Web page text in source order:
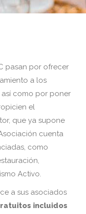
pasan por ofrecer
a los
como por poner
el
que ya supone
cuenta
como
Activo.
a sus asociados
incluidos